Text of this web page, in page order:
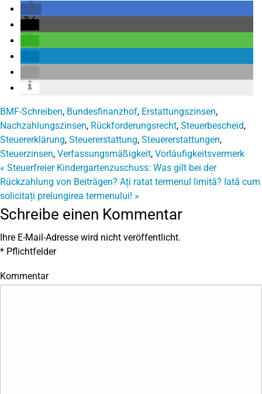
BMF-Schreiben, Bundesfinanzhof, Erstattungszinsen,
Nachzahlungszinsen, Rückforderungsrecht, Steuerbescheid,
Steuererklärung, Steuererstattung, Steuererstattungen,
Steuerzinsen, Verfassungsmäßigkeit, Vorläufigkeitsvermerk
« Steuerfreier Kindergartenzuschuss: Was gilt bei der
Rückzahlung von Beiträgen? Ați ratat termenul limită? Iată cum
solicitați prelungirea termenului! »
Schreibe einen Kommentar
Ihre E-Mail-Adresse wird nicht veröffentlicht.
* Pflichtfelder
Kommentar